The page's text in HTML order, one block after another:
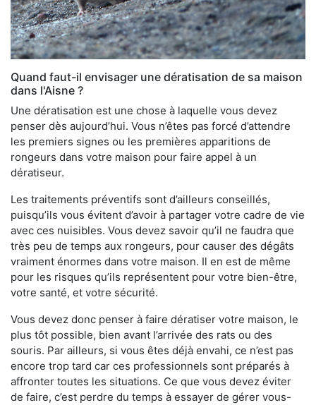
Quand faut-il envisager une dératisation de sa maison
dans l'Aisne ?
Une dératisation est une chose à laquelle vous devez
penser dès aujourd’hui. Vous n’êtes pas forcé d’attendre
les premiers signes ou les premières apparitions de
rongeurs dans votre maison pour faire appel à un
dératiseur.
Les traitements préventifs sont d’ailleurs conseillés,
puisqu’ils vous évitent d’avoir à partager votre cadre de vie
avec ces nuisibles. Vous devez savoir qu’il ne faudra que
très peu de temps aux rongeurs, pour causer des dégâts
vraiment énormes dans votre maison. Il en est de même
pour les risques qu’ils représentent pour votre bien-être,
votre santé, et votre sécurité.
Vous devez donc penser à faire dératiser votre maison, le
plus tôt possible, bien avant l’arrivée des rats ou des
souris. Par ailleurs, si vous êtes déjà envahi, ce n’est pas
encore trop tard car ces professionnels sont préparés à
affronter toutes les situations. Ce que vous devez éviter
de faire, c’est perdre du temps à essayer de gérer vous-